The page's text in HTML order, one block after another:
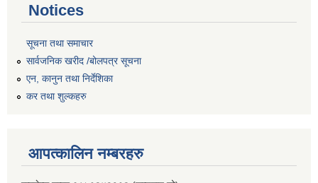
Notices
सूचना तथा समाचार
सार्वजनिक खरीद /बोलपत्र सूचना
एन, कानुन तथा निर्देशिका
कर तथा शुल्कहरु
आपत्कालिन नम्बरहरु